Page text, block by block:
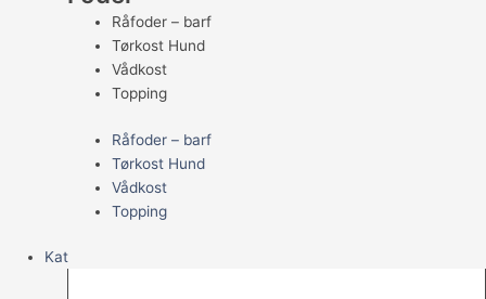
Råfoder – barf
Tørkost Hund
Vådkost
Topping
Råfoder – barf
Tørkost Hund
Vådkost
Topping
Kat